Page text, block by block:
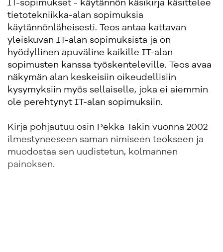
IT-sopimukset - käytännön käsikirja käsittelee
tietotekniikka-alan sopimuksia
käytännönläheisesti. Teos antaa kattavan
yleiskuvan IT-alan sopimuksista ja on
hyödyllinen apuväline kaikille IT-alan
sopimusten kanssa työskenteleville. Teos avaa
näkymän alan keskeisiin oikeudellisiin
kysymyksiin myös sellaiselle, joka ei aiemmin
ole perehtynyt IT-alan sopimuksiin.
Kirja pohjautuu osin Pekka Takin vuonna 2002
ilmestyneeseen saman nimiseen teokseen ja
muodostaa sen uudistetun, kolmannen
painoksen.